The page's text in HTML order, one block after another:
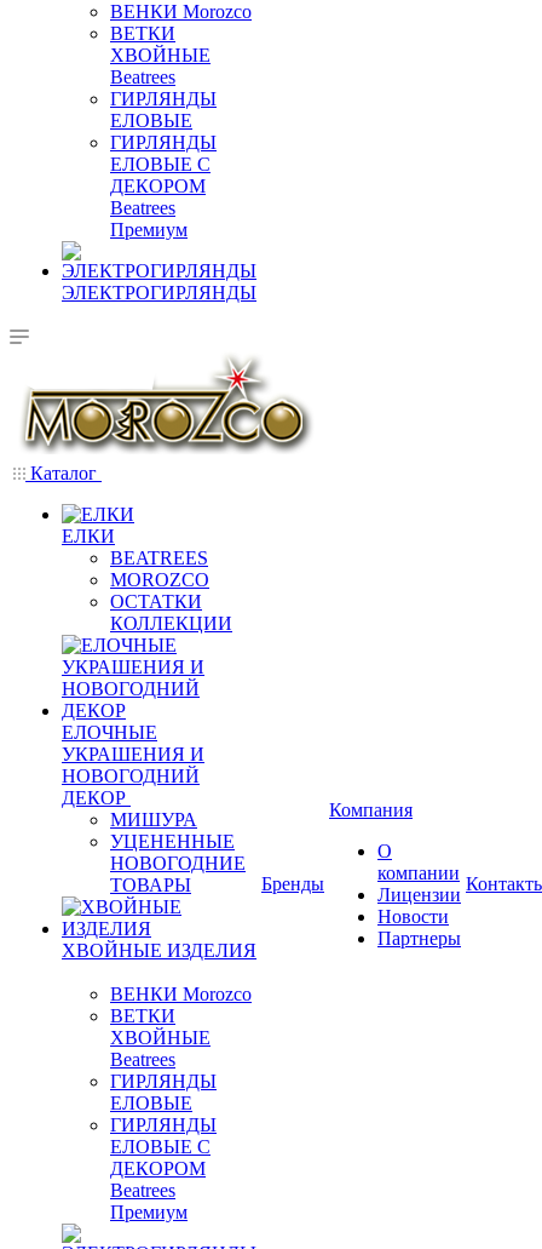
ВЕНКИ Morozco
ВЕТКИ
ХВОЙНЫЕ
Beatrees
ГИРЛЯНДЫ
ЕЛОВЫЕ
ГИРЛЯНДЫ
ЕЛОВЫЕ С
ДЕКОРОМ
Beatrees
Премиум
ЭЛЕКТРОГИРЛЯНДЫ
Каталог
ЕЛКИ
BEATREES
MOROZCO
ОСТАТКИ
КОЛЛЕКЦИИ
ЕЛОЧНЫЕ
УКРАШЕНИЯ И
НОВОГОДНИЙ
ДЕКОР
МИШУРА
УЦЕНЕННЫЕ
НОВОГОДНИЕ
ТОВАРЫ
ХВОЙНЫЕ ИЗДЕЛИЯ
ВЕНКИ Morozco
ВЕТКИ
ХВОЙНЫЕ
Beatrees
ГИРЛЯНДЫ
ЕЛОВЫЕ
ГИРЛЯНДЫ
ЕЛОВЫЕ С
ДЕКОРОМ
Beatrees
Премиум
Бренды
Компания
О
компании
Лицензии
Новости
Партнеры